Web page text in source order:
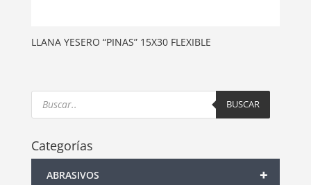
LLANA YESERO “PINAS” 15X30 FLEXIBLE
Products
search BUSCAR
Categorías
+
ABRASIVOS